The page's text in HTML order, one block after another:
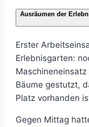
Ausräumen der
Erster
Erlebnisgarten:
Bäume gestutzt,
Platz vorhanden
Gegen Mittag